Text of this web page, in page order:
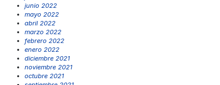
junio 2022
mayo 2022
abril 2022
marzo 2022
febrero 2022
enero 2022
diciembre 2021
noviembre 2021
octubre 2021